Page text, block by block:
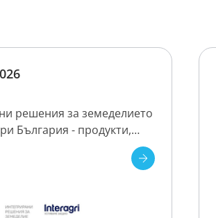
решения за земеделието
България - продукти,